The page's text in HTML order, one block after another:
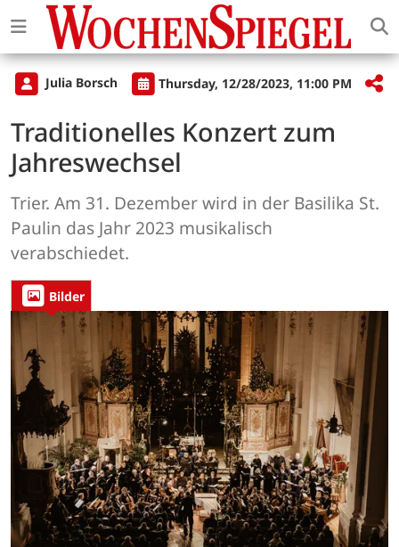
Julia Borsch Thursday, 12/28/2023, 11:00 PM
Traditionelles Konzert zum
Jahreswechsel
Trier. Am 31. Dezember wird in der Basilika St.
Paulin das Jahr 2023 musikalisch
verabschiedet.
Bilder